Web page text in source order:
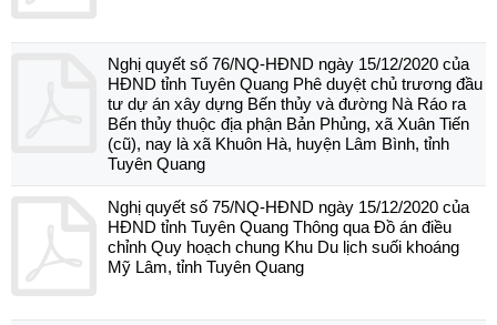
Nghị quyết số 76/NQ-HĐND ngày 15/12/2020 của
HĐND tỉnh Tuyên Quang Phê duyệt chủ trương đầu
tư dự án xây dựng Bến thủy và đường Nà Ráo ra
Bến thủy thuộc địa phận Bản Phủng, xã Xuân Tiến
(cũ), nay là xã Khuôn Hà, huyện Lâm Bình, tỉnh
Tuyên Quang
Nghị quyết số 75/NQ-HĐND ngày 15/12/2020 của
HĐND tỉnh Tuyên Quang Thông qua Đồ án điều
chỉnh Quy hoạch chung Khu Du lịch suối khoáng
Mỹ Lâm, tỉnh Tuyên Quang